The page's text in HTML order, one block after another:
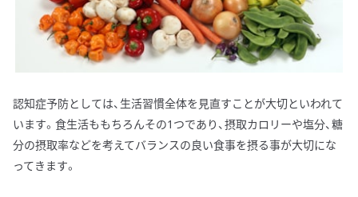
認知症予防としては、生活習慣全体を見直すことが大切といわれて
います。食生活ももちろんその1つであり、摂取カロリーや塩分、糖
分の摂取率などを考えてバランスの良い食事を摂る事が大切にな
ってきます。